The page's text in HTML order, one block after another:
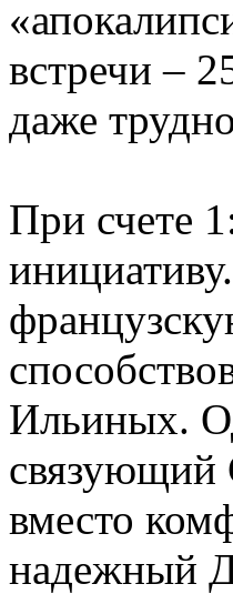
встречи –
даже
При счете
Ильиных.
связующий
вместо
надежный